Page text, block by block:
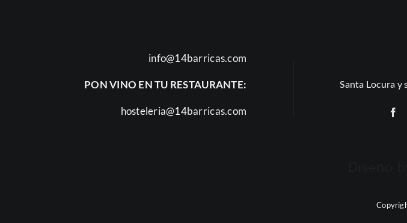
info@14barricas.com
PON VINO EN TU RESTAURANTE:
hosteleria@14barricas.com
Santa Locura y